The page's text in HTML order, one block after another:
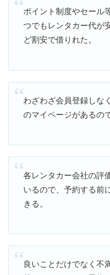
ポイント制度やセール
つでもレンタカー代が
ど割安で借りれた。
わざわざ会員登録しな
のマイページがあるの
各レンタカー会社の評
いるので、予約する前
きる。
良いことだけでなく不